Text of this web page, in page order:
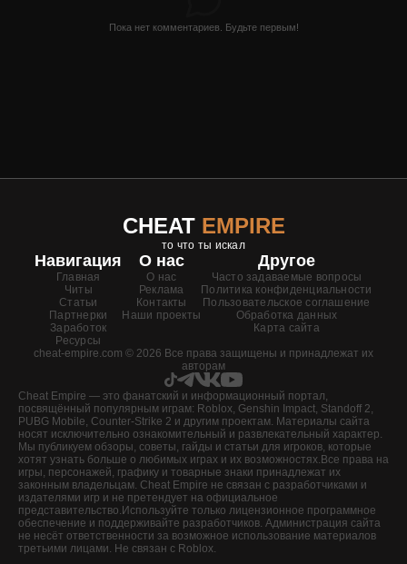
Пока нет комментариев. Будьте первым!
CHEAT EMPIRE
то что ты искал
Навигация
Главная
Читы
Статьи
Партнерки
Заработок
Ресурсы
О нас
О нас
Реклама
Контакты
Наши проекты
Другое
Часто задаваемые вопросы
Политика конфиденциальности
Пользовательское соглашение
Обработка данных
Карта сайта
cheat-empire.com © 2026 Все права защищены и принадлежат их
авторам
Cheat Empire — это фанатский и информационный портал,
посвящённый популярным играм: Roblox, Genshin Impact, Standoff 2,
PUBG Mobile, Counter-Strike 2 и другим проектам. Материалы сайта
носят исключительно ознакомительный и развлекательный характер.
Мы публикуем обзоры, советы, гайды и статьи для игроков, которые
хотят узнать больше о любимых играх и их возможностях.Все права на
игры, персонажей, графику и товарные знаки принадлежат их
законным владельцам. Cheat Empire не связан с разработчиками и
издателями игр и не претендует на официальное
представительство.Используйте только лицензионное программное
обеспечение и поддерживайте разработчиков. Администрация сайта
не несёт ответственности за возможное использование материалов
третьими лицами. Не связан с Roblox.